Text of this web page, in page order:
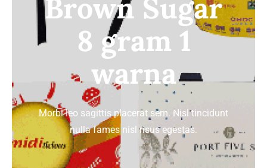
TENTANG HOREKA
Brown Sugar
8 gram 1
warna
Morbi leo sagittis placerat sem. Nisl tincidunt
nulla fames nisl risus egestas.